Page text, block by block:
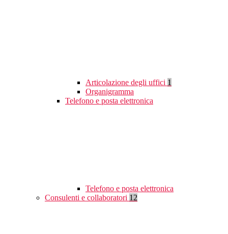
Articolazione degli uffici 1
Organigramma
Telefono e posta elettronica
Telefono e posta elettronica
Consulenti e collaboratori 12